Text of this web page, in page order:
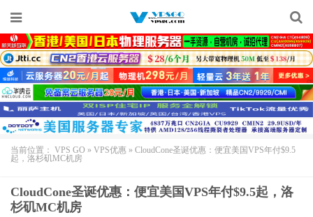
当前位置： VPS GO » VPS优惠 » CloudCone圣诞优惠：便宜美国VPS年付$9.5
起，洛杉矶MC机房
CloudCone圣诞优惠：便宜美国VPS年付$9.5起，洛
杉矶MC机房